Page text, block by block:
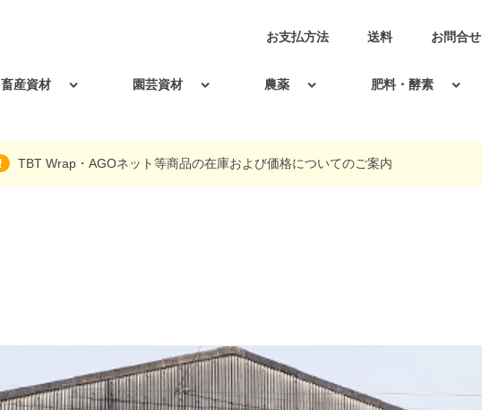
畜産資材 園芸資材 農薬 肥料・酵素
お支払方法 送料 お問合せ
TBT Wrap・AGOネット等商品の在庫および価格についてのご案内